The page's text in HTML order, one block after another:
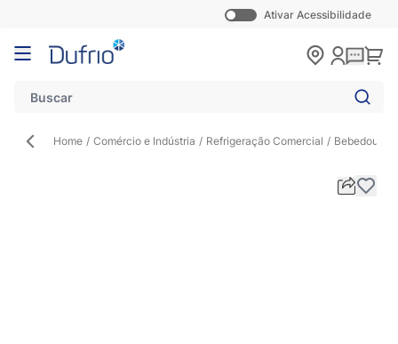
Ativar Acessibilidade
Pular para o conteúdo
Home / Comércio e Indústria / Refrigeração Comercial / Bebedouro